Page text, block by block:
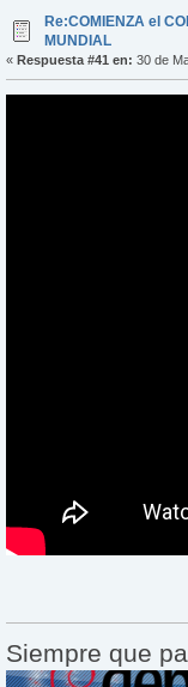
Re:COMIENZA el
MUNDIAL
« Respuesta #41 en: 30 de
Siempre que